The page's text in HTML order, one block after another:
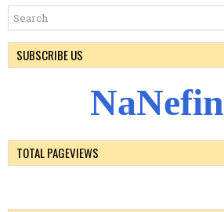
SUBSCRIBE US
NaNefin
TOTAL PAGEVIEWS